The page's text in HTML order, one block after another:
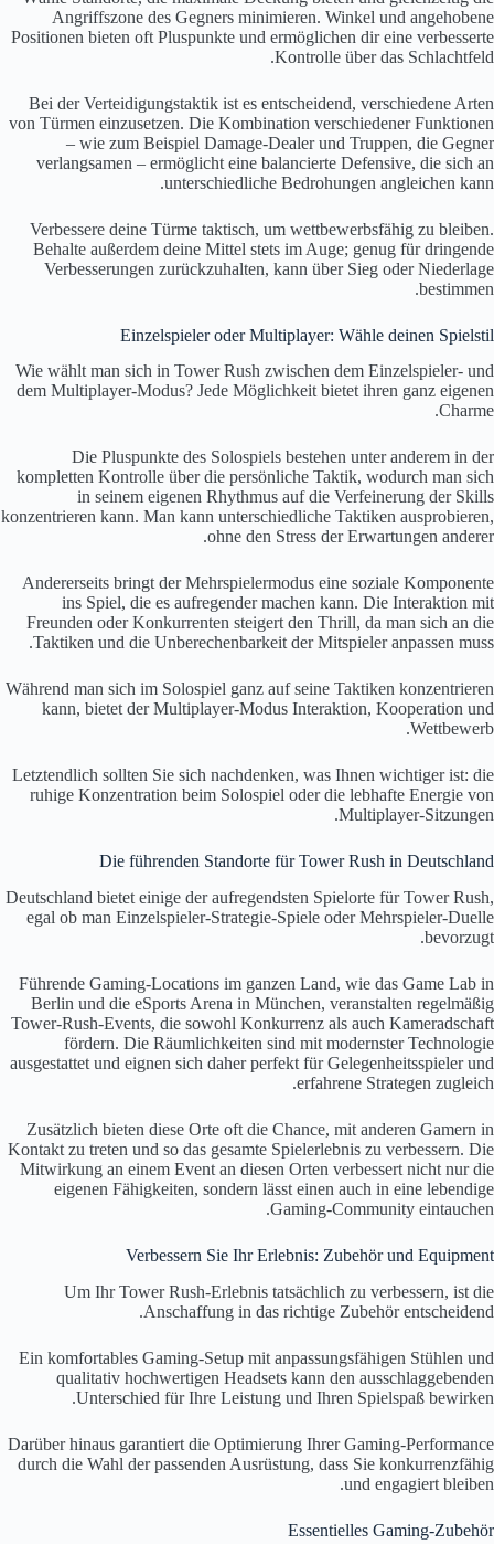
Angriffszone des Gegners minimieren. Winkel und angehobene
Positionen bieten oft Pluspunkte und ermöglichen dir eine verbesserte
Kontrolle über das Schlachtfeld.
Bei der Verteidigungstaktik ist es entscheidend, verschiedene Arten
von Türmen einzusetzen. Die Kombination verschiedener Funktionen
– wie zum Beispiel Damage-Dealer und Truppen, die Gegner
verlangsamen – ermöglicht eine balancierte Defensive, die sich an
unterschiedliche Bedrohungen angleichen kann.
Verbessere deine Türme taktisch, um wettbewerbsfähig zu bleiben.
Behalte außerdem deine Mittel stets im Auge; genug für dringende
Verbesserungen zurückzuhalten, kann über Sieg oder Niederlage
bestimmen.
Einzelspieler oder Multiplayer: Wähle deinen Spielstil
Wie wählt man sich in Tower Rush zwischen dem Einzelspieler- und
dem Multiplayer-Modus? Jede Möglichkeit bietet ihren ganz eigenen
Charme.
Die Pluspunkte des Solospiels bestehen unter anderem in der
kompletten Kontrolle über die persönliche Taktik, wodurch man sich
in seinem eigenen Rhythmus auf die Verfeinerung der Skills
konzentrieren kann. Man kann unterschiedliche Taktiken ausprobieren,
ohne den Stress der Erwartungen anderer.
Andererseits bringt der Mehrspielermodus eine soziale Komponente
ins Spiel, die es aufregender machen kann. Die Interaktion mit
Freunden oder Konkurrenten steigert den Thrill, da man sich an die
Taktiken und die Unberechenbarkeit der Mitspieler anpassen muss.
Während man sich im Solospiel ganz auf seine Taktiken konzentrieren
kann, bietet der Multiplayer-Modus Interaktion, Kooperation und
Wettbewerb.
Letztendlich sollten Sie sich nachdenken, was Ihnen wichtiger ist: die
ruhige Konzentration beim Solospiel oder die lebhafte Energie von
Multiplayer-Sitzungen.
Die führenden Standorte für Tower Rush in Deutschland
Deutschland bietet einige der aufregendsten Spielorte für Tower Rush,
egal ob man Einzelspieler-Strategie-Spiele oder Mehrspieler-Duelle
bevorzugt.
Führende Gaming-Locations im ganzen Land, wie das Game Lab in
Berlin und die eSports Arena in München, veranstalten regelmäßig
Tower-Rush-Events, die sowohl Konkurrenz als auch Kameradschaft
fördern. Die Räumlichkeiten sind mit modernster Technologie
ausgestattet und eignen sich daher perfekt für Gelegenheitsspieler und
erfahrene Strategen zugleich.
Zusätzlich bieten diese Orte oft die Chance, mit anderen Gamern in
Kontakt zu treten und so das gesamte Spielerlebnis zu verbessern. Die
Mitwirkung an einem Event an diesen Orten verbessert nicht nur die
eigenen Fähigkeiten, sondern lässt einen auch in eine lebendige
Gaming-Community eintauchen.
Verbessern Sie Ihr Erlebnis: Zubehör und Equipment
Um Ihr Tower Rush-Erlebnis tatsächlich zu verbessern, ist die
Anschaffung in das richtige Zubehör entscheidend.
Ein komfortables Gaming-Setup mit anpassungsfähigen Stühlen und
qualitativ hochwertigen Headsets kann den ausschlaggebenden
Unterschied für Ihre Leistung und Ihren Spielspaß bewirken.
Darüber hinaus garantiert die Optimierung Ihrer Gaming-Performance
durch die Wahl der passenden Ausrüstung, dass Sie konkurrenzfähig
und engagiert bleiben.
Essentielles Gaming-Zubehör